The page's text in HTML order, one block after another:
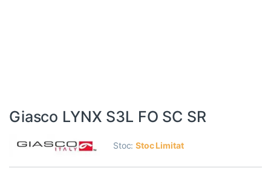
Giasco LYNX S3L FO SC SR
Stoc:Stoc Limitat